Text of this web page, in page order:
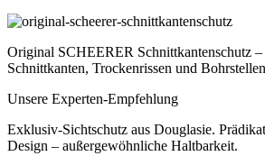
Original SCHEERER Schnittkantenschutz
Schnittkanten, Trockenrissen und Bohrstellen
Unsere Experten-Empfehlung
Exklusiv-Sichtschutz aus Douglasie.
Design – außergewöhnliche Haltbarkeit.